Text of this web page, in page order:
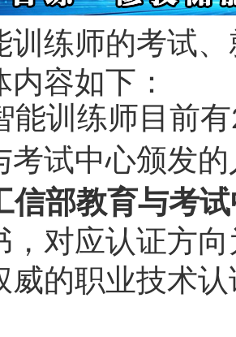
训练师的考试
容如下：
能训练师目前
考试中心颁发
信部教育与考
，对应认证方
威的职业技术